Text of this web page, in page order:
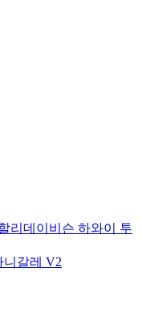
리데이비슨 하와이 투
니갈레 V2